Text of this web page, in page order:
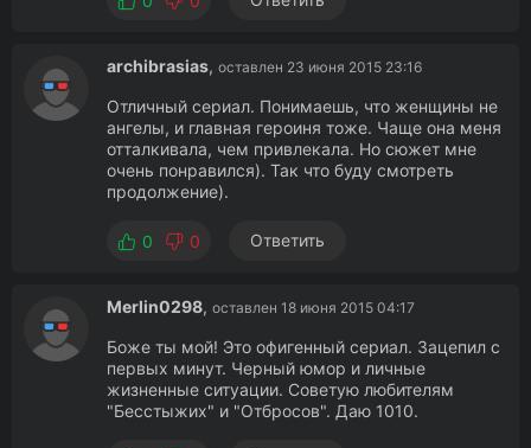
archibrasias, оставлен 23 июня 2015 23:16
Отличный сериал. Понимаешь, что женщины не
ангелы, и главная героиня тоже. Чаще она меня
отталкивала, чем привлекала. Но сюжет мне
очень понравился). Так что буду смотреть
продолжение).
0 0 Ответить
Merlin0298, оставлен 18 июня 2015 04:17
Боже ты мой! Это офигенный сериал. Зацепил с
первых минут. Черный юмор и личные
жизненные ситуации. Советую любителям
"Бесстыжих" и "Отбросов". Даю 1010.